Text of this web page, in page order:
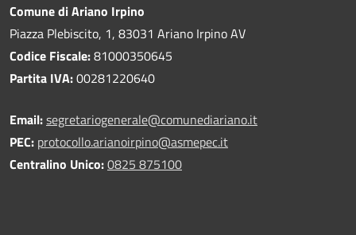
Comune di Ariano Irpino
Piazza Plebiscito, 1, 83031 Ariano Irpino AV
Codice Fiscale:81000350645
Partita IVA:00281220640
Email:segretariogenerale@comunediariano.it
PEC: protocollo.arianoirpino@asmepec.it
Centralino Unico:0825 875100